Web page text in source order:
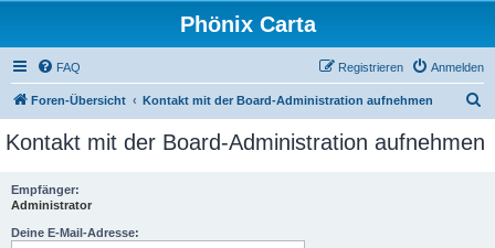
Phönix Carta
FAQ Anmelden
Registrieren
Foren-Übersicht Kontakt mit der Board-Administration aufnehmen
c
Kontakt mit der Board-Administration aufnehmen
Empfänger:
Administrator
Deine E-Mail-Adresse: